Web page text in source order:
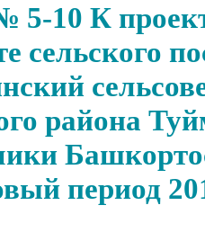
5-10 К
сельского
района
период